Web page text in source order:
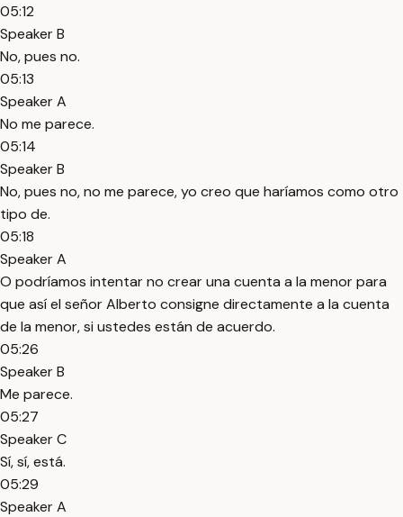
05:12
Speaker B
No, pues no.
05:13
Speaker A
No me parece.
05:14
Speaker B
No, pues no, no me parece, yo creo que haríamos como otro
tipo de.
05:18
Speaker A
O podríamos intentar no crear una cuenta a la menor para
que así el señor Alberto consigne directamente a la cuenta
de la menor, si ustedes están de acuerdo.
05:26
Speaker B
Me parece.
05:27
Speaker C
Sí, sí, está.
05:29
Speaker A